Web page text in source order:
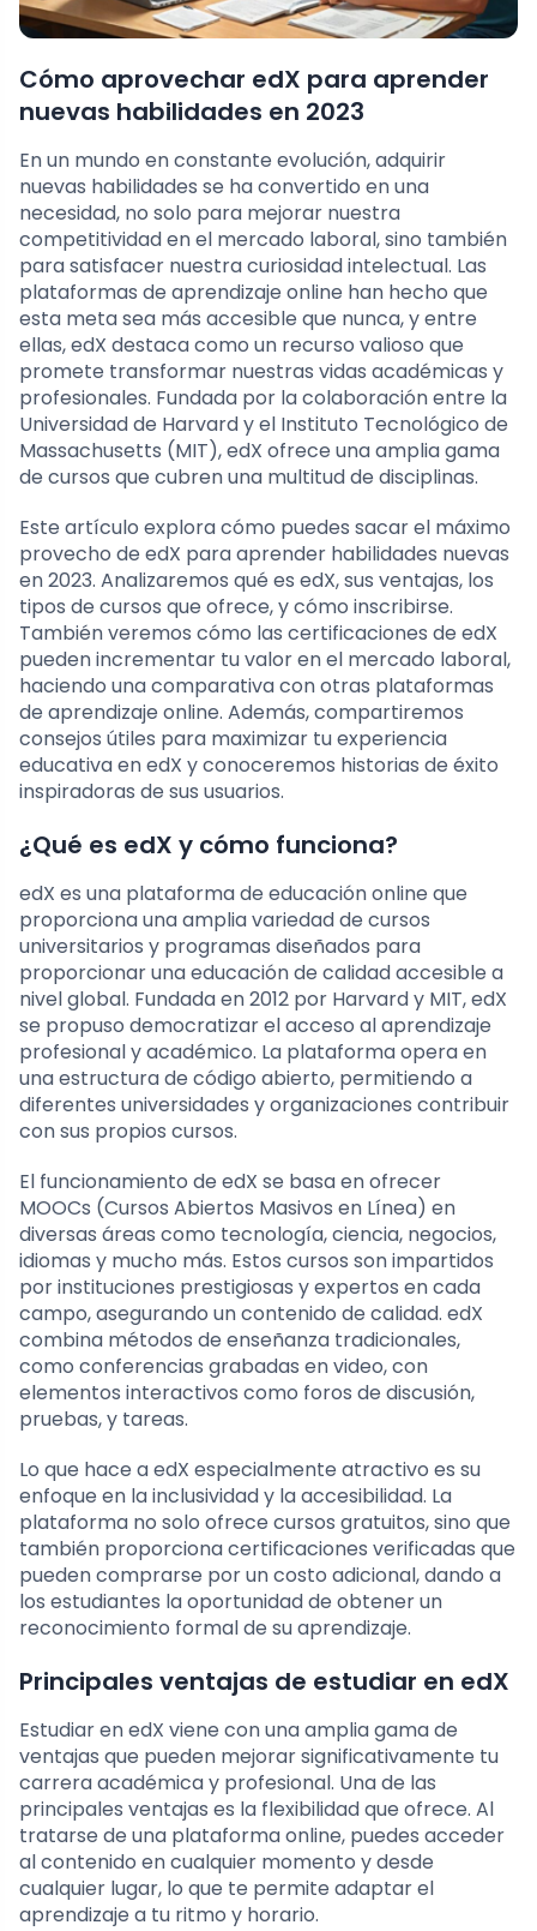
Cómo aprovechar edX para aprender
nuevas habilidades en 2023
En un mundo en constante evolución, adquirir
nuevas habilidades se ha convertido en una
necesidad, no solo para mejorar nuestra
competitividad en el mercado laboral, sino también
para satisfacer nuestra curiosidad intelectual. Las
plataformas de aprendizaje online han hecho que
esta meta sea más accesible que nunca, y entre
ellas, edX destaca como un recurso valioso que
promete transformar nuestras vidas académicas y
profesionales. Fundada por la colaboración entre la
Universidad de Harvard y el Instituto Tecnológico de
Massachusetts (MIT), edX ofrece una amplia gama
de cursos que cubren una multitud de disciplinas.
Este artículo explora cómo puedes sacar el máximo
provecho de edX para aprender habilidades nuevas
en 2023. Analizaremos qué es edX, sus ventajas, los
tipos de cursos que ofrece, y cómo inscribirse.
También veremos cómo las certificaciones de edX
pueden incrementar tu valor en el mercado laboral,
haciendo una comparativa con otras plataformas
de aprendizaje online. Además, compartiremos
consejos útiles para maximizar tu experiencia
educativa en edX y conoceremos historias de éxito
inspiradoras de sus usuarios.
¿Qué es edX y cómo funciona?
edX es una plataforma de educación online que
proporciona una amplia variedad de cursos
universitarios y programas diseñados para
proporcionar una educación de calidad accesible a
nivel global. Fundada en 2012 por Harvard y MIT, edX
se propuso democratizar el acceso al aprendizaje
profesional y académico. La plataforma opera en
una estructura de código abierto, permitiendo a
diferentes universidades y organizaciones contribuir
con sus propios cursos.
El funcionamiento de edX se basa en ofrecer
MOOCs (Cursos Abiertos Masivos en Línea) en
diversas áreas como tecnología, ciencia, negocios,
idiomas y mucho más. Estos cursos son impartidos
por instituciones prestigiosas y expertos en cada
campo, asegurando un contenido de calidad. edX
combina métodos de enseñanza tradicionales,
como conferencias grabadas en video, con
elementos interactivos como foros de discusión,
pruebas, y tareas.
Lo que hace a edX especialmente atractivo es su
enfoque en la inclusividad y la accesibilidad. La
plataforma no solo ofrece cursos gratuitos, sino que
también proporciona certificaciones verificadas que
pueden comprarse por un costo adicional, dando a
los estudiantes la oportunidad de obtener un
reconocimiento formal de su aprendizaje.
Principales ventajas de estudiar en edX
Estudiar en edX viene con una amplia gama de
ventajas que pueden mejorar significativamente tu
carrera académica y profesional. Una de las
principales ventajas es la flexibilidad que ofrece. Al
tratarse de una plataforma online, puedes acceder
al contenido en cualquier momento y desde
cualquier lugar, lo que te permite adaptar el
aprendizaje a tu ritmo y horario.